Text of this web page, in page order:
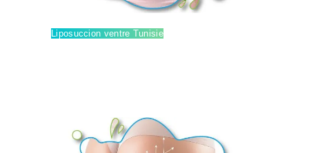
Liposuccion ventre Tunisie